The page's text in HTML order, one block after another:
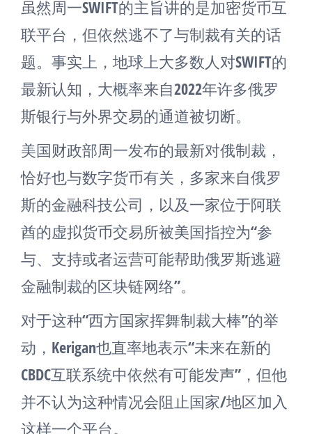
虽然周一SWIFT的主旨讲的是加密货币互
联平台，但依然逃不了与制裁有关的话
题。事实上，地球上大多数人对SWIFT的
最新认知，大概率来自2022年许多俄罗
斯银行与外界交易的通道被切断。
美国财政部周一发布的最新对俄制裁，
恰好也与数字货币有关，多家来自俄罗
斯的金融科技公司，以及一家位于阿联
酋的虚拟货币交易所被美国指控为“参
与、支持或者运营可能帮助俄罗斯逃避
金融制裁的区块链网络”。
对于这种“西方国家挥舞制裁大棒”的举
动，Kerigan也直率地表示“未来在新的
CBDC互联系统中依然有可能发声”，但他
并不认为这种情况会阻止国家/地区加入
这样一个平台。